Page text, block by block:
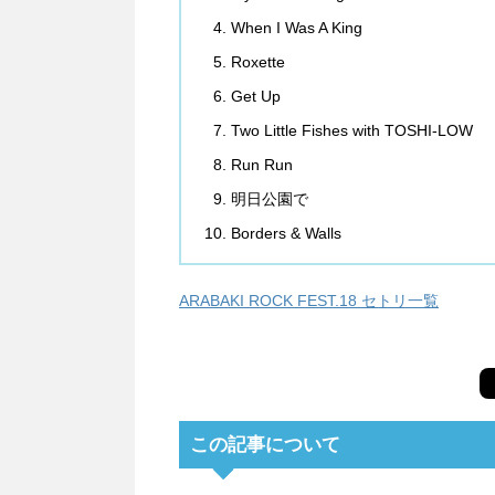
When I Was A King
Roxette
Get Up
Two Little Fishes with TOSHI-LOW
Run Run
明日公園で
Borders & Walls
ARABAKI ROCK FEST.18 セトリ一覧
この記事について